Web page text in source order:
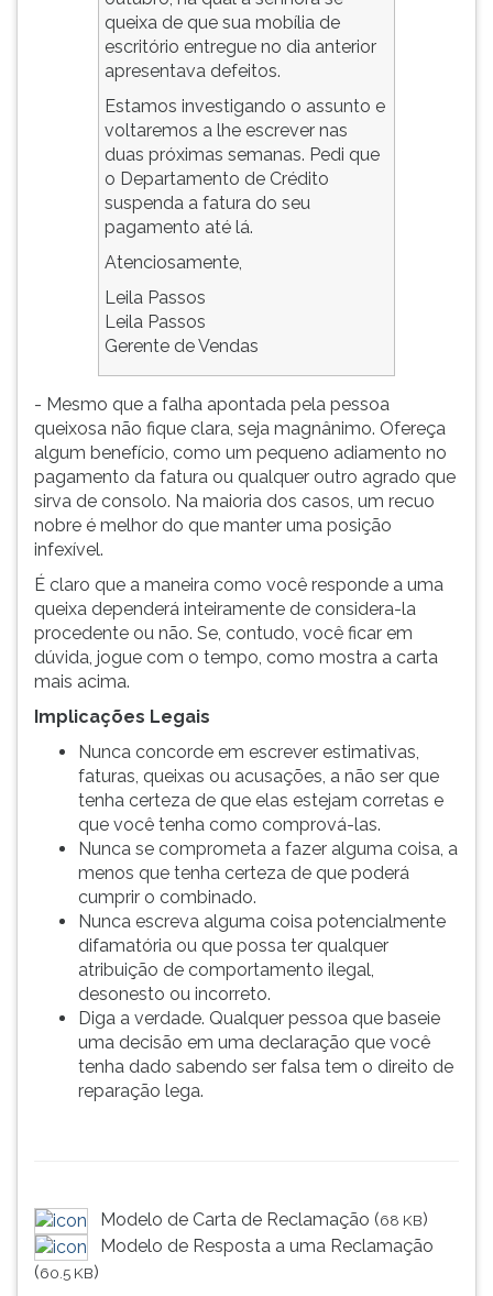
queixa de que sua mobília de
escritório entregue no dia anterior
apresentava defeitos.
Estamos investigando o assunto e
voltaremos a lhe escrever nas
duas próximas semanas. Pedi que
o Departamento de Crédito
suspenda a fatura do seu
pagamento até lá.
Atenciosamente,
Leila Passos
Leila Passos
Gerente de Vendas
- Mesmo que a falha apontada pela pessoa
queixosa não fique clara, seja magnânimo. Ofereça
algum benefício, como um pequeno adiamento no
pagamento da fatura ou qualquer outro agrado que
sirva de consolo. Na maioria dos casos, um recuo
nobre é melhor do que manter uma posição
infexível.
É claro que a maneira como você responde a uma
queixa dependerá inteiramente de considera-la
procedente ou não. Se, contudo, você ficar em
dúvida, jogue com o tempo, como mostra a carta
mais acima.
Implicações Legais
Nunca concorde em escrever estimativas,
faturas, queixas ou acusações, a não ser que
tenha certeza de que elas estejam corretas e
que você tenha como comprová-las.
Nunca se comprometa a fazer alguma coisa, a
menos que tenha certeza de que poderá
cumprir o combinado.
Nunca escreva alguma coisa potencialmente
difamatória ou que possa ter qualquer
atribuição de comportamento ilegal,
desonesto ou incorreto.
Diga a verdade. Qualquer pessoa que baseie
uma decisão em uma declaração que você
tenha dado sabendo ser falsa tem o direito de
reparação lega.
Modelo de Carta de Reclamação (68 KB)
Modelo de Resposta a uma Reclamação
(60.5 KB)